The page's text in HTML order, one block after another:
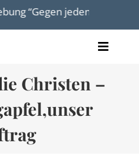
“Gegen jeden
Toggle
Christen –